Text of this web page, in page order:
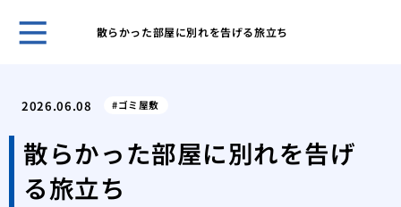
散らかった部屋に別れを告げる旅立ち
2026.06.08 ゴミ屋敷
散らかった部屋に別れを告げ
る旅立ち